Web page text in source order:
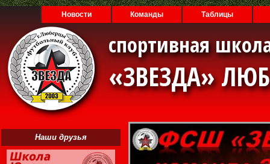
Новости Команды Таблицы
спортивная
«ЗВЕЗДА»
Наши друзья